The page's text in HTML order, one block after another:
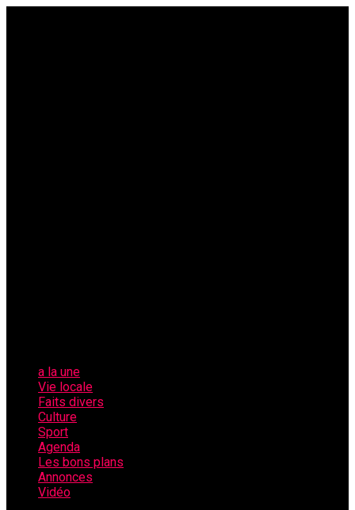
a la une
Vie locale
Faits divers
Culture
Sport
Agenda
Les bons plans
Annonces
Vidéo